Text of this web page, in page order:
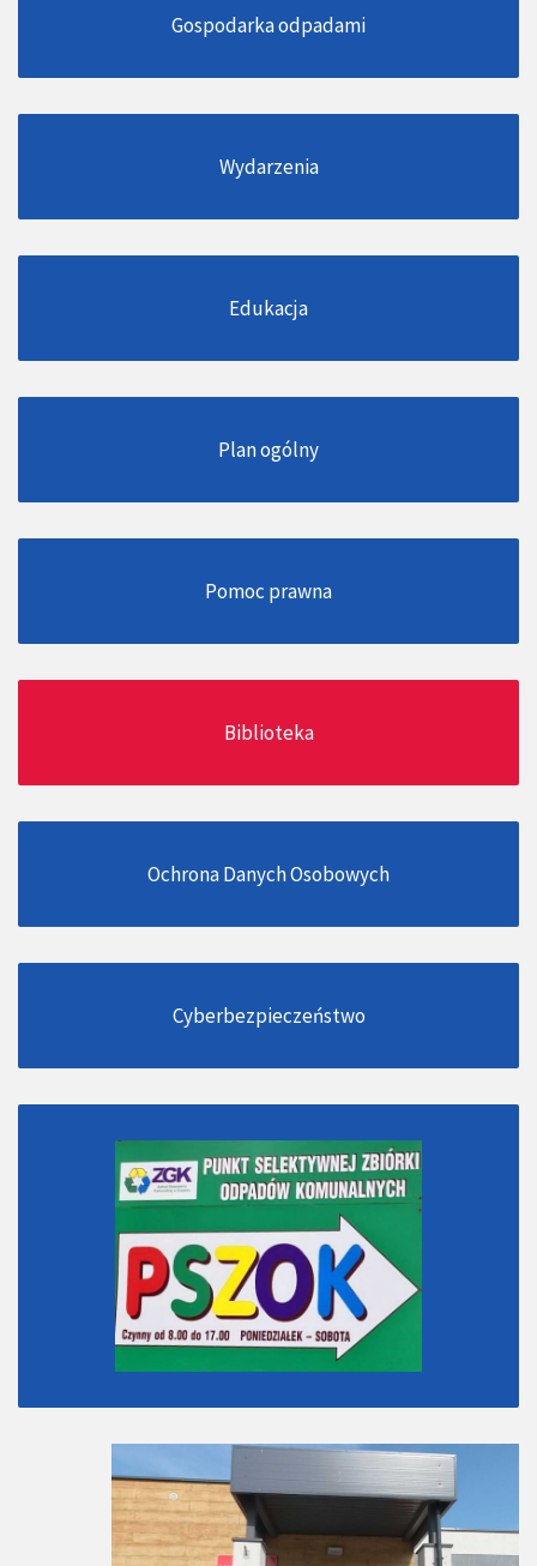
Gospodarka odpadami
Wydarzenia
Edukacja
Plan ogólny
Pomoc prawna
Biblioteka
Ochrona Danych Osobowych
Cyberbezpieczeństwo